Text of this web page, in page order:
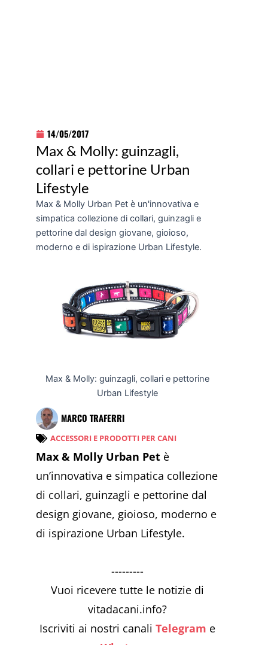
14/05/2017
Max & Molly: guinzagli,
collari e pettorine Urban
Lifestyle
Max & Molly Urban Pet è un'innovativa e
simpatica collezione di collari, guinzagli e
pettorine dal design giovane, gioioso,
moderno e di ispirazione Urban Lifestyle.
Max & Molly: guinzagli, collari e pettorine
Urban Lifestyle
MARCO TRAFERRI
ACCESSORI E PRODOTTI PER CANI
Max & Molly Urban Pet è
un’innovativa e simpatica collezione
di collari, guinzagli e pettorine dal
design giovane, gioioso, moderno e
di ispirazione Urban Lifestyle.
---------
Vuoi ricevere tutte le notizie di
vitadacani.info?
Iscriviti ai nostri canali Telegram e